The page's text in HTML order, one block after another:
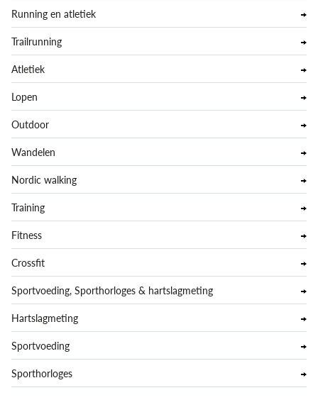
Running en atletiek
Trailrunning
Atletiek
Lopen
Outdoor
Wandelen
Nordic walking
Training
Fitness
Crossfit
Sportvoeding, Sporthorloges & hartslagmeting
Hartslagmeting
Sportvoeding
Sporthorloges